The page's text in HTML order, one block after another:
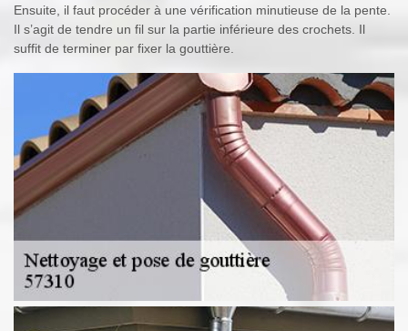
Ensuite, il faut procéder à une vérification minutieuse de la pente.
Il s’agit de tendre un fil sur la partie inférieure des crochets. Il
suffit de terminer par fixer la gouttière.